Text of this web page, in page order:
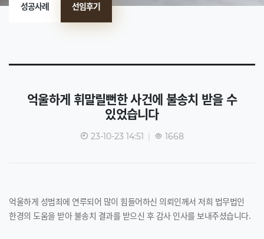
성공사례 선임후기
억울하게 휘말릴뻔한 사건에 불송치 받을 수
있었습니다
23-10-23 14:51 | 1668
억울하게 성범죄에 연루되어 많이 힘들어하신 의뢰인께서 저희 법무법인
한경의 도움을 받아 불송치 결과를 받으신 후 감사 인사를 보내주셨습니다.